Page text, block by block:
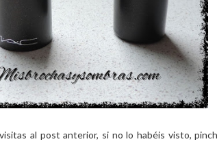
al post anterior, si no lo habéis visto,